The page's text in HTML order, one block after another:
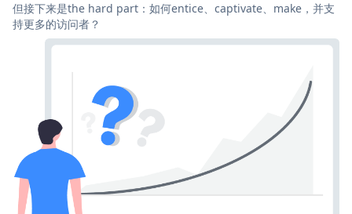
但接下来是the hard part：如何entice、captivate、make，并支
持更多的访问者？